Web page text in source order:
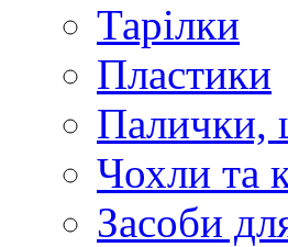
Тарілки
Пластики
Палички,
Чохли та
Засоби